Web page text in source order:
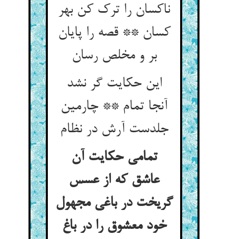
ناکسان را ترک کن بهر
کسان ** قصه را پایان
بر و مخلص رسان
این حکایت گر نشد
آنجا تمام ** چارمین
جلدست آرش در نظام
تمامی حکایت آن
عاشق که از عسس
گریخت در باغی مجهول
خود معشوق را در باغ